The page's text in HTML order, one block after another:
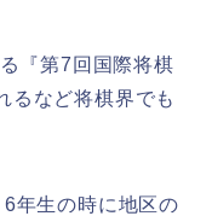
『第7回国際将棋
るなど将棋界でも
年生の時に地区の